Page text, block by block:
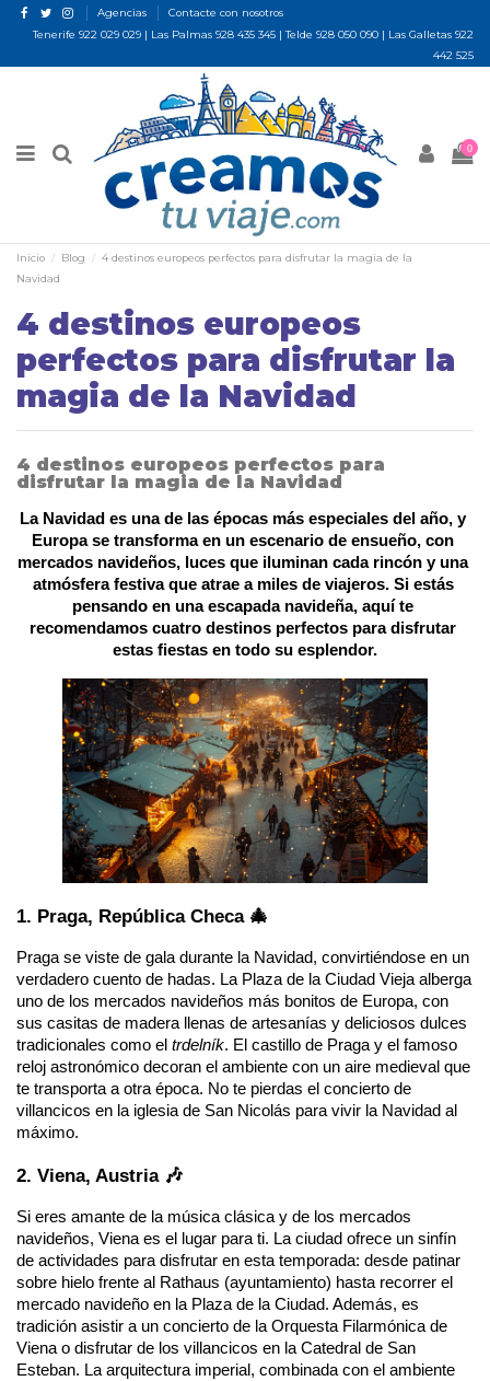
Agencias
Contacte con nosotros
Tenerife 922 029 029 | Las Palmas 928 435 345 | Telde 928 050 090 | Las Galletas 922
442 525
0
Inicio Blog
4 destinos europeos perfectos para disfrutar la magia de la
Navidad
4 destinos europeos
perfectos para disfrutar la
magia de la Navidad
4 destinos europeos perfectos para
disfrutar la magia de la Navidad
La Navidad es una de las épocas más especiales del año, y
Europa se transforma en un escenario de ensueño, con
mercados navideños, luces que iluminan cada rincón y una
atmósfera festiva que atrae a miles de viajeros. Si estás
pensando en una escapada navideña, aquí te
recomendamos cuatro destinos perfectos para disfrutar
estas fiestas en todo su esplendor.
1. Praga, República Checa 🎄
Praga se viste de gala durante la Navidad, convirtiéndose en un
verdadero cuento de hadas. La Plaza de la Ciudad Vieja alberga
uno de los mercados navideños más bonitos de Europa, con
sus casitas de madera llenas de artesanías y deliciosos dulces
tradicionales como el trdelník. El castillo de Praga y el famoso
reloj astronómico decoran el ambiente con un aire medieval que
te transporta a otra época. No te pierdas el concierto de
villancicos en la iglesia de San Nicolás para vivir la Navidad al
máximo.
2. Viena, Austria 🎶
Si eres amante de la música clásica y de los mercados
navideños, Viena es el lugar para ti. La ciudad ofrece un sinfín
de actividades para disfrutar en esta temporada: desde patinar
sobre hielo frente al Rathaus (ayuntamiento) hasta recorrer el
mercado navideño en la Plaza de la Ciudad. Además, es
tradición asistir a un concierto de la Orquesta Filarmónica de
Viena o disfrutar de los villancicos en la Catedral de San
Esteban. La arquitectura imperial, combinada con el ambiente